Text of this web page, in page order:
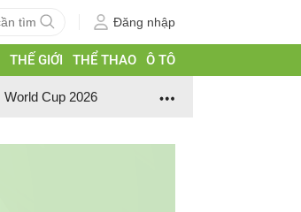
Đăng nhập
THẾ GIỚI THỂ THAO Ô TÔ
World Cup 2026